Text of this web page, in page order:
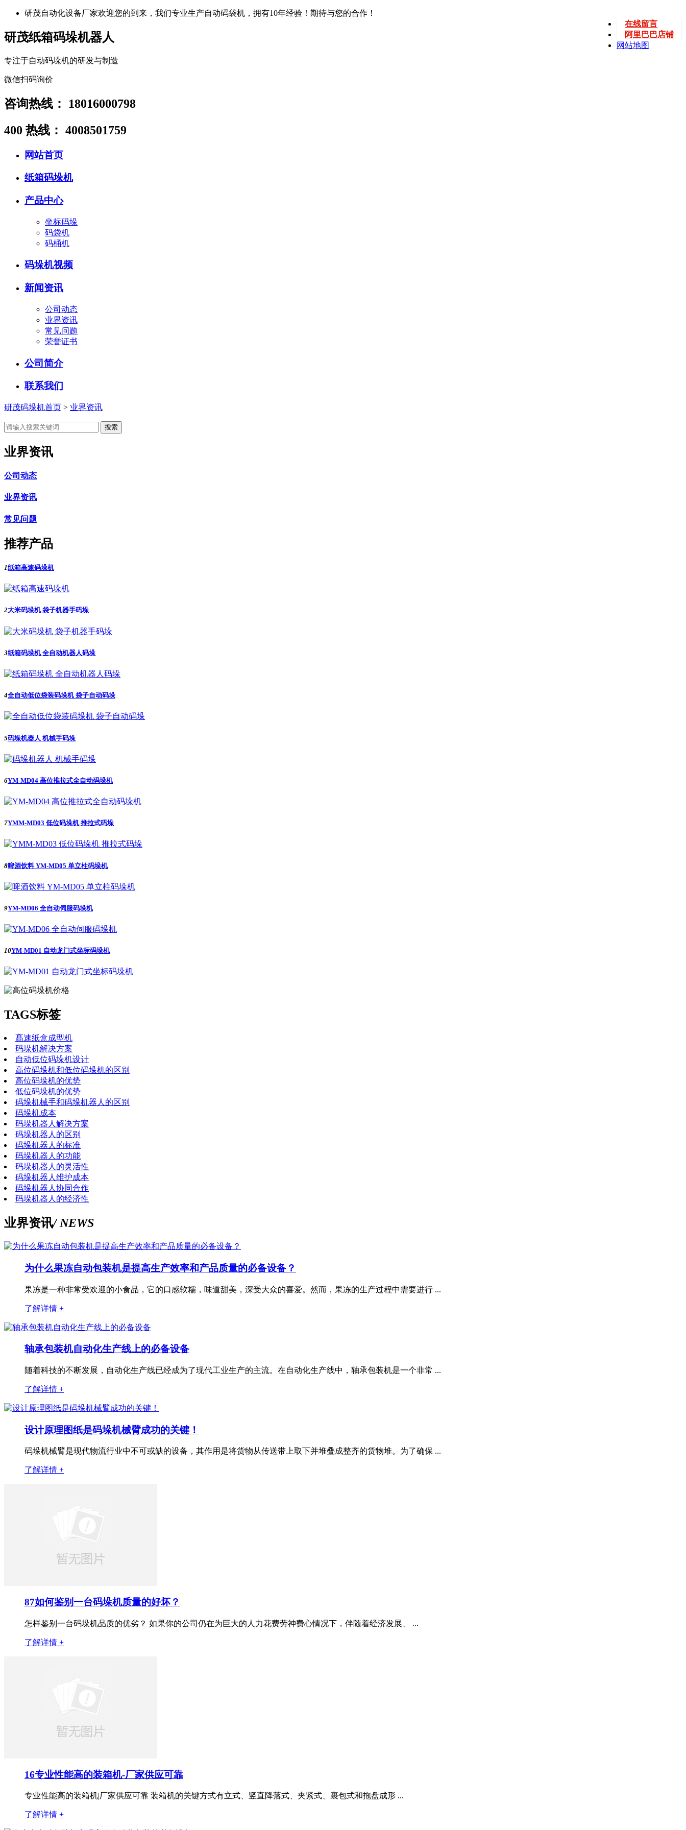
研茂自动化设备厂家欢迎您的到来，我们专业生产自动码袋机，拥有10年经验！期待与您的合作！
在线留言
阿里巴巴店铺
网站地图
研茂纸箱码垛机器人
专注于自动码垛机的研发与制造
微信扫码询价
咨询热线：
18016000798
400 热线： 4008501759
网站首页
纸箱码垛机
产品中心
坐标码垛
码袋机
码桶机
码垛机视频
新闻资讯
公司动态
业界资讯
常见问题
荣誉证书
公司简介
联系我们
研茂码垛机首页 > 业界资讯
业界资讯
公司动态
业界资讯
常见问题
推荐产品
1纸箱高速码垛机
2大米码垛机 袋子机器手码垛
3纸箱码垛机 全自动机器人码垛
4全自动低位袋装码垛机 袋子自动码垛
5码垛机器人 机械手码垛
6YM-MD04 高位推拉式全自动码垛机
7YMM-MD03 低位码垛机 推拉式码垛
8啤酒饮料 YM-MD05 单立柱码垛机
9YM-MD06 全自动伺服码垛机
10YM-MD01 自动龙门式坐标码垛机
TAGS标签
髙速纸盒成型机
码垛机解决方案
自动低位码垛机设计
高位码垛机和低位码垛机的区别
高位码垛机的优势
低位码垛机的优势
码垛机械手和码垛机器人的区别
码垛机成本
码垛机器人解决方案
码垛机器人的区别
码垛机器人的标准
码垛机器人的功能
码垛机器人的灵活性
码垛机器人维护成本
码垛机器人协同合作
码垛机器人的经济性
业界资讯/ NEWS
为什么果冻自动包装机是提高生产效率和产品质量的必备设备？
果冻是一种非常受欢迎的小食品，它的口感软糯，味道甜美，深受大众的喜爱。然而，果冻的生产过程中需要进行 ...
了解详情 +
轴承包装机自动化生产线上的必备设备
随着科技的不断发展，自动化生产线已经成为了现代工业生产的主流。在自动化生产线中，轴承包装机是一个非常 ...
了解详情 +
设计原理图纸是码垛机械臂成功的关键！
码垛机械臂是现代物流行业中不可或缺的设备，其作用是将货物从传送带上取下并堆叠成整齐的货物堆。为了确保 ...
了解详情 +
87如何鉴别一台码垛机质量的好坏？
怎样鉴别一台码垛机品质的优劣？ 如果你的公司仍在为巨大的人力花费劳神费心情况下，伴随着经济发展、 ...
了解详情 +
16专业性能高的装箱机-厂家供应可靠
专业性能高的装箱机|厂家供应可靠 装箱机的关键方式有立式、竖直降落式、夹紧式、裹包式和拖盘成形 ...
了解详情 +